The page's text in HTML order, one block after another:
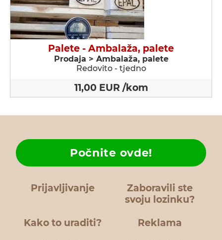
Palete - Ambalaža, palete
Prodaja > Ambalaža, palete
Redovito - tjedno
11,00 EUR /kom
Prijavljivanje
Zaboravili ste
svoju lozinku?
Kako to uraditi?
Počnite ovde!
Reklama